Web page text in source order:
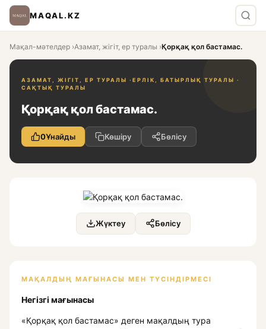
MAQAL.KZ
Мақал-мәтелдер ›Азамат, жігіт, ер туралы ›Қорқақ қол бастамас.
АЗАМАТ, ЖІГІТ, ЕР ТУРАЛЫ · ЕРЛІК, БАТЫРЛЫҚ ТУРАЛЫ ·
САҚТЫҚ ТУРАЛЫ
Қорқақ қол бастамас.
0Ұнайды Көшіру Бөлісу
Жүктеу Бөлісу
МАҚАЛДЫҢ МАҒЫНАСЫ МЕН ТҮСІНДІРМЕСІ
Негізгі мағынасы
«Қорқақ қол бастамас» деген мақалдың тура